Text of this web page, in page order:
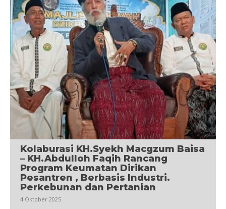
Kolaburasi KH.Syekh Macgzum Baisa
– KH.Abdulloh Faqih Rancang
Program Keumatan Dirikan
Pesantren , Berbasis Industri.
Perkebunan dan Pertanian
4 Oktober 2025